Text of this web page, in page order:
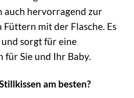
auch hervorragend zur
mit der Flasche. Es
sorgt für eine
für Sie und Ihr Baby.
am besten?